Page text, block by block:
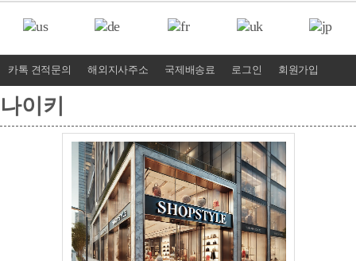
카톡 견적문의 해외지사주소 국제배송료 로그인 회원가입
나이키